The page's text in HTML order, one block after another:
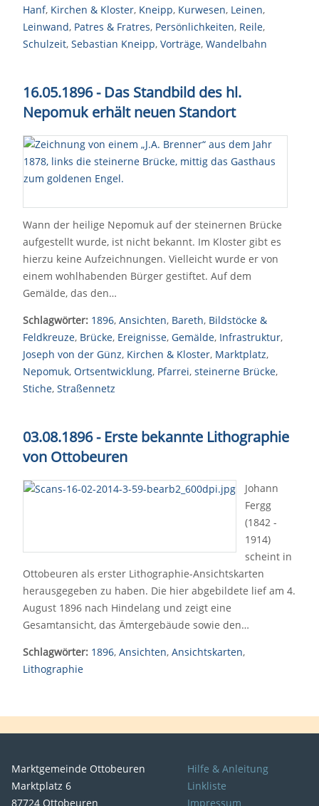
Hanf, Kirchen & Kloster, Kneipp, Kurwesen, Leinen,
Leinwand, Patres & Fratres, Persönlichkeiten, Reile,
Schulzeit, Sebastian Kneipp, Vorträge, Wandelbahn
16.05.1896 - Das Standbild des hl.
Nepomuk erhält neuen Standort
Wann der heilige Nepomuk auf der steinernen Brücke
aufgestellt wurde, ist nicht bekannt. Im Kloster gibt es
hierzu keine Aufzeichnungen. Vielleicht wurde er von
einem wohlhabenden Bürger gestiftet. Auf dem
Gemälde, das den…
Schlagwörter: 1896, Ansichten, Bareth, Bildstöcke &
Feldkreuze, Brücke, Ereignisse, Gemälde, Infrastruktur,
Joseph von der Günz, Kirchen & Kloster, Marktplatz,
Nepomuk, Ortsentwicklung, Pfarrei, steinerne Brücke,
Stiche, Straßennetz
03.08.1896 - Erste bekannte Lithographie
von Ottobeuren
Johann
Fergg
(1842 -
1914)
scheint in
Ottobeuren als erster Lithographie-Ansichtskarten
herausgegeben zu haben. Die hier abgebildete lief am 4.
August 1896 nach Hindelang und zeigt eine
Gesamtansicht, das Ämtergebäude sowie den…
Schlagwörter: 1896, Ansichten, Ansichtskarten,
Lithographie
Marktgemeinde Ottobeuren
Marktplatz 6
87724 Ottobeuren
Hilfe & Anleitung
Linkliste
Impressum